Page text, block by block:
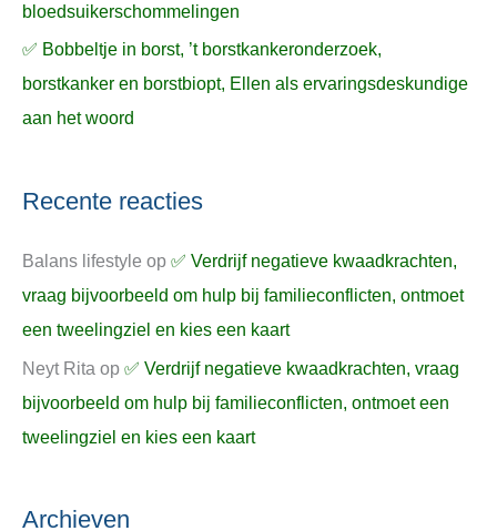
bloedsuikerschommelingen
✅ Bobbeltje in borst, ’t borstkankeronderzoek,
borstkanker en borstbiopt, Ellen als ervaringsdeskundige
aan het woord
Recente reacties
Balans lifestyle op ✅ Verdrijf negatieve kwaadkrachten,
vraag bijvoorbeeld om hulp bij familieconflicten, ontmoet
een tweelingziel en kies een kaart
Neyt Rita op ✅ Verdrijf negatieve kwaadkrachten, vraag
bijvoorbeeld om hulp bij familieconflicten, ontmoet een
tweelingziel en kies een kaart
Archieven